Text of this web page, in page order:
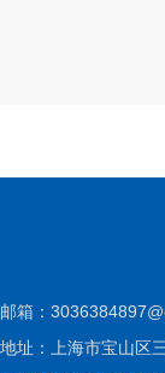
邮箱：
地址：上海市宝山区